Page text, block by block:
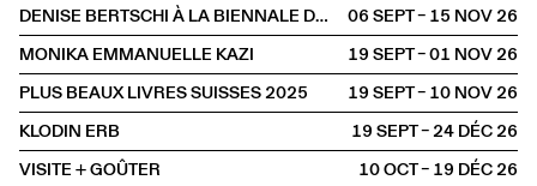
DENISE BERTSCHI À LA BIENNALE DE GWANGJU 2026
06 SEPT – 15 NOV2026
MONIKA EMMANUELLE KAZI
19 SEPT – 01 NOV2026
PLUS BEAUX LIVRES SUISSES 2025
19 SEPT – 10 NOV2026
KLODIN ERB
19 SEPT – 24 DÉC2026
VISITE + GOÛTER
10 OCT – 19 DÉC2026